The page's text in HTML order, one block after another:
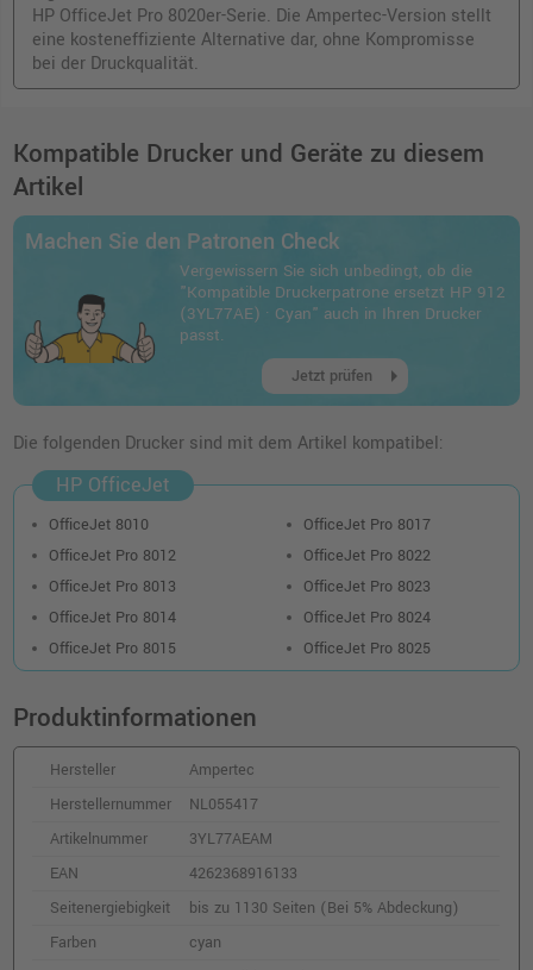
HP OfficeJet Pro 8020er-Serie. Die Ampertec-Version stellt
eine kosteneffiziente Alternative dar, ohne Kompromisse
bei der Druckqualität.
Kompatible Drucker und Geräte zu diesem
Artikel
Machen Sie den Patronen Check
Vergewissern Sie sich unbedingt, ob die
"Kompatible Druckerpatrone ersetzt HP 912
(3YL77AE) · Cyan" auch in Ihren Drucker
passt.
Jetzt prüfen arrow_right
Die folgenden Drucker sind mit dem Artikel kompatibel:
HP OfficeJet
OfficeJet 8010
OfficeJet Pro 8012
OfficeJet Pro 8013
OfficeJet Pro 8014
OfficeJet Pro 8015
OfficeJet Pro 8017
OfficeJet Pro 8022
OfficeJet Pro 8023
OfficeJet Pro 8024
OfficeJet Pro 8025
Produktinformationen
Hersteller
Ampertec
Herstellernummer
NL055417
Artikelnummer
3YL77AEAM
EAN
4262368916133
Seitenergiebigkeit
bis zu 1130 Seiten (Bei 5% Abdeckung)
Farben
cyan